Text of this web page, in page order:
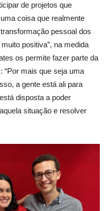
de projetos que
coisa que realmente
pessoal dos
positiva”, na medida
os permite fazer parte da
“Por mais que seja uma
a gente está ali para
disposta a poder
situação e resolver